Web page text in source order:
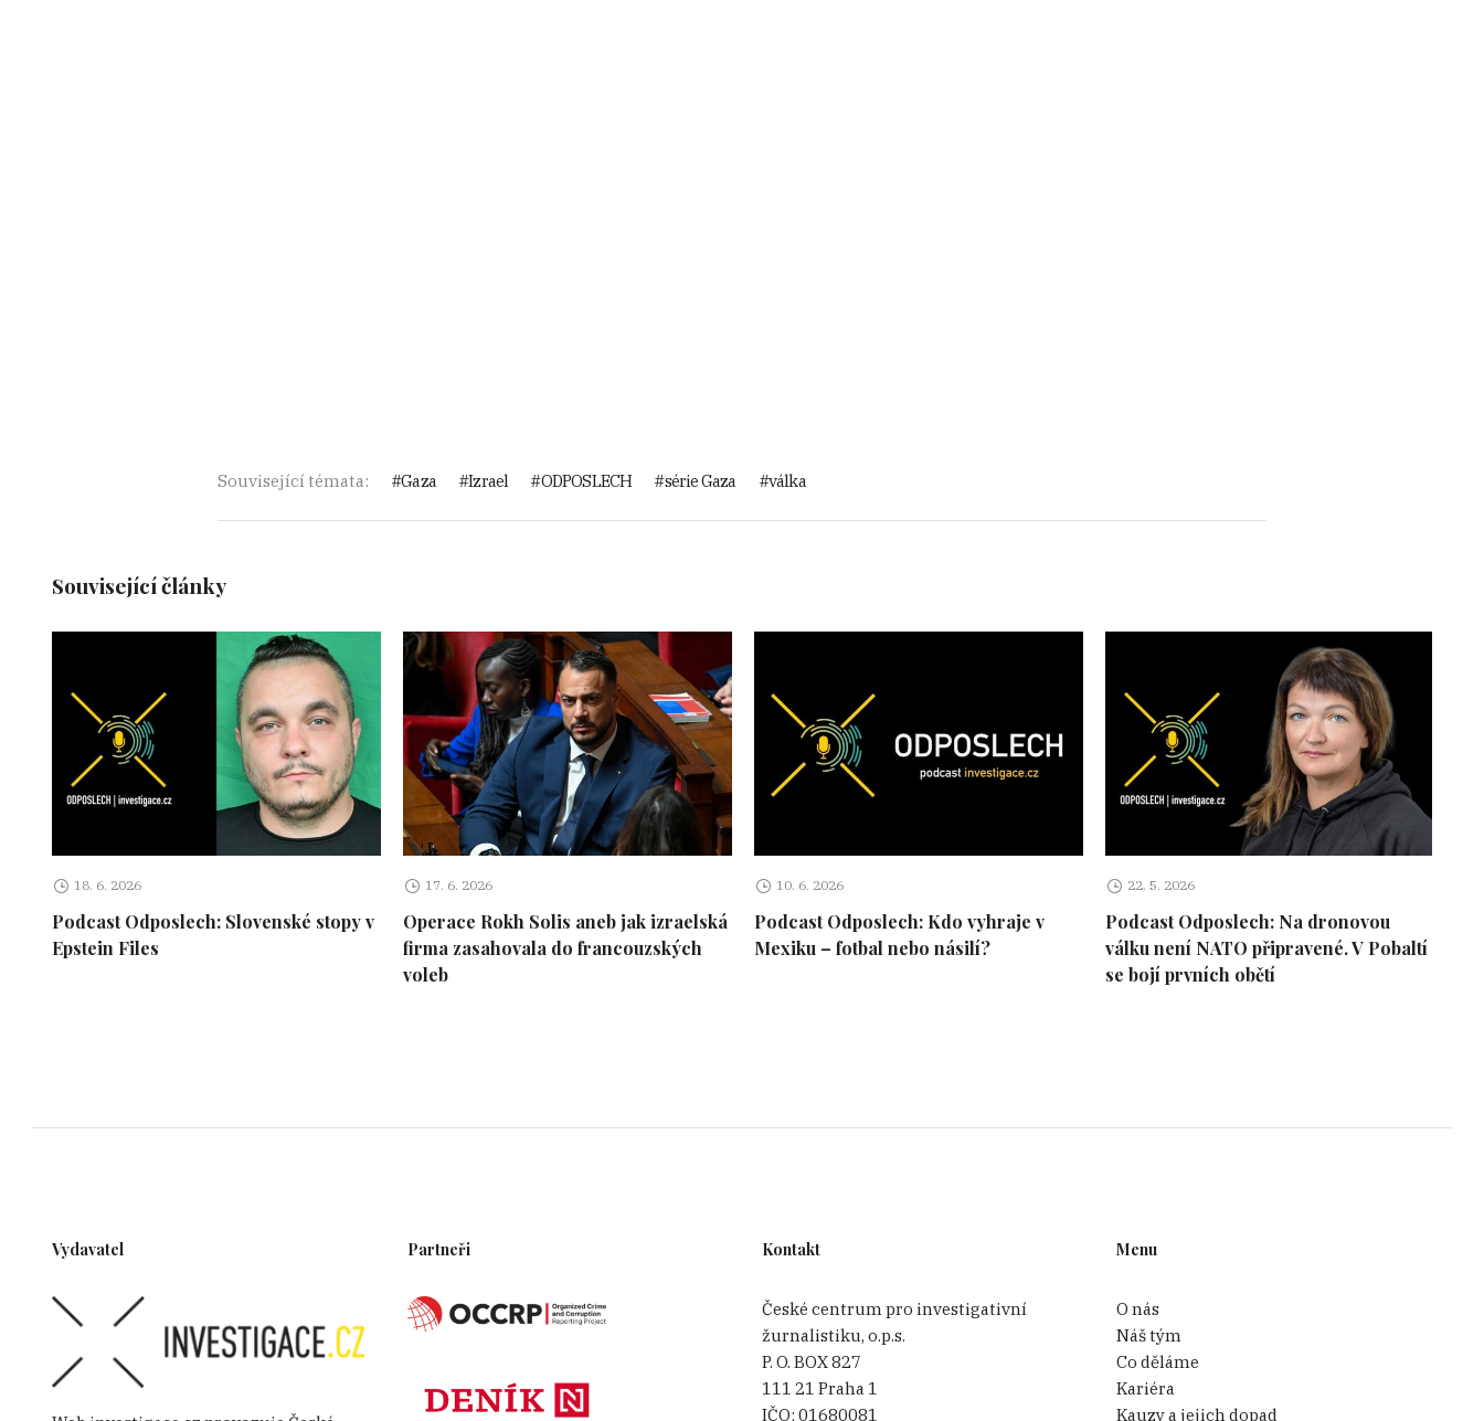
Související témata: Gaza Izrael ODPOSLECH série Gaza válka
Související články
18. 6. 2026
Podcast Odposlech: Slovenské stopy v
Epstein Files
17. 6. 2026
Operace Rokh Solis aneb jak izraelská
firma zasahovala do francouzských
voleb
10. 6. 2026
Podcast Odposlech: Kdo vyhraje v
Mexiku – fotbal nebo násilí?
22. 5. 2026
Podcast Odposlech: Na dronovou
válku není NATO připravené. V Pobaltí
se bojí prvních obětí
Vydavatel Partneři Kontakt
České centrum pro investigativní
žurnalistiku, o.p.s.
P. O. BOX 827
111 21 Praha 1
IČO: 01680081
Menu
O nás
Náš tým
Co děláme
Kariéra
Kauzy a jejich dopad